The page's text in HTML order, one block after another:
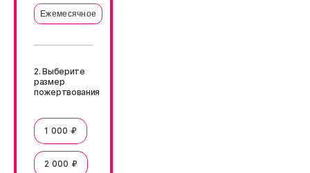
Ежемесячное
2. Выберите
размер
пожертвования
1 000 ₽
2 000 ₽